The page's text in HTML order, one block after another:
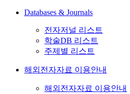
Databases & Journals
전자저널 리스트
학술DB 리스트
주제별 리스트
해외전자자료 이용안내
해외전자자료 이용안내